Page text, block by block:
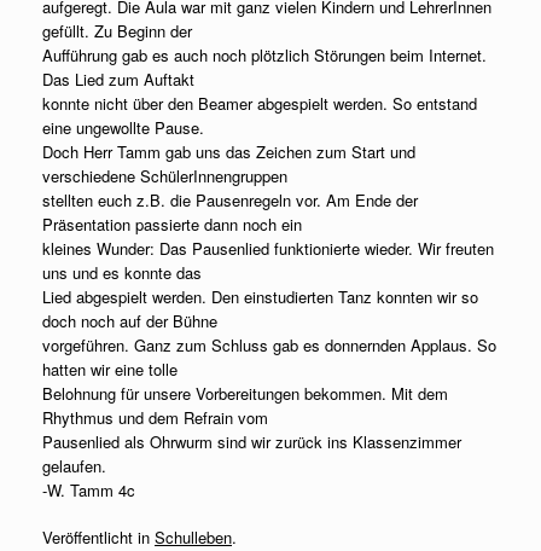
aufgeregt. Die Aula war mit ganz vielen Kindern und LehrerInnen
gefüllt. Zu Beginn der
Aufführung gab es auch noch plötzlich Störungen beim Internet.
Das Lied zum Auftakt
konnte nicht über den Beamer abgespielt werden. So entstand
eine ungewollte Pause.
Doch Herr Tamm gab uns das Zeichen zum Start und
verschiedene SchülerInnengruppen
stellten euch z.B. die Pausenregeln vor. Am Ende der
Präsentation passierte dann noch ein
kleines Wunder: Das Pausenlied funktionierte wieder. Wir freuten
uns und es konnte das
Lied abgespielt werden. Den einstudierten Tanz konnten wir so
doch noch auf der Bühne
vorgeführen. Ganz zum Schluss gab es donnernden Applaus. So
hatten wir eine tolle
Belohnung für unsere Vorbereitungen bekommen. Mit dem
Rhythmus und dem Refrain vom
Pausenlied als Ohrwurm sind wir zurück ins Klassenzimmer
gelaufen.
-W. Tamm 4c
Veröffentlicht in Schulleben.